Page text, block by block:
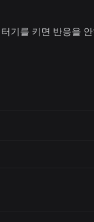
기를 키면 반응을